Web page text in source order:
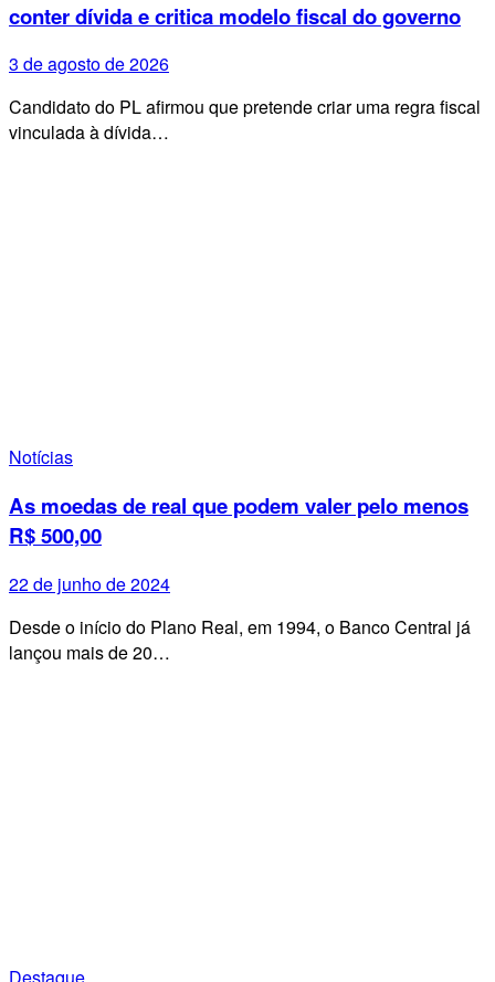
conter dívida e critica modelo fiscal do governo
3 de agosto de 2026
Candidato do PL afirmou que pretende criar uma regra fiscal
vinculada à dívida…
Notícias
As moedas de real que podem valer pelo menos
R$ 500,00
22 de junho de 2024
Desde o início do Plano Real, em 1994, o Banco Central já
lançou mais de 20…
Destaque